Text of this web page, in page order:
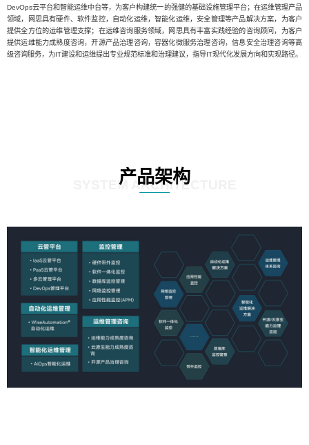
DevOps云平台和智能运维中台等，为客户构建统一的强健的基础设施管理平台；在运维管理产品
领域，网思具有硬件、软件监控，自动化运维，智能化运维，安全管理等产品解决方案，为客户
提供全方位的运维管理支撑；在运维咨询服务领域，网思具有丰富实践经验的咨询顾问，为客户
提供运维能力成熟度咨询，开源产品治理咨询，容器化微服务治理咨询，信息安全治理咨询等高
级咨询服务，为IT建设和运维提出专业规范标准和治理建议，指导IT现代化发展方向和实现路径。
产品架构
SYSTEM ARCHITECTURE